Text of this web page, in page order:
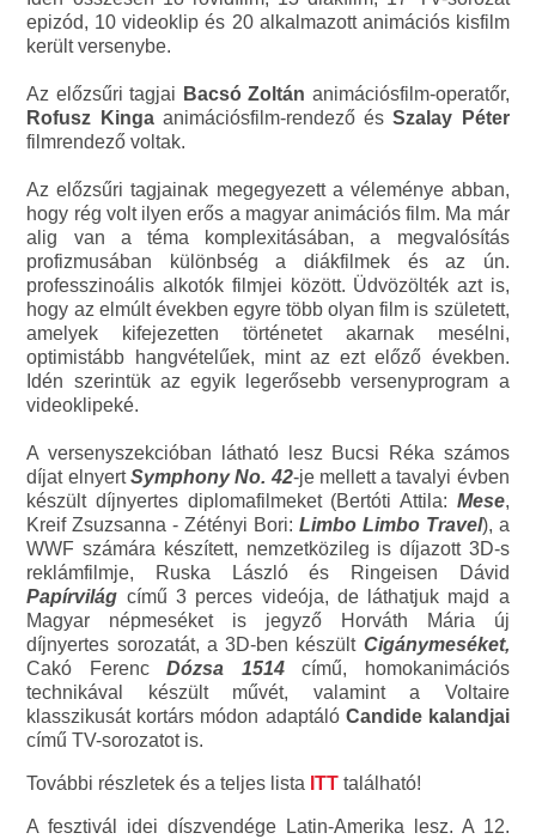
epizód, 10 videoklip és 20 alkalmazott animációs kisfilm
került versenybe.
Az előzsűri tagjai Bacsó Zoltán animációsfilm-operatőr,
Rofusz Kinga animációsfilm-rendező ésSzalay Péter
filmrendező voltak.
Az előzsűri tagjainak megegyezett a véleménye abban,
hogy rég volt ilyen erős a magyar animációs film. Ma már
alig van a téma komplexitásában, a megvalósítás
profizmusában különbség a diákfilmek és az ún.
professzinoális alkotók filmjei között. Üdvözölték azt is,
hogy az elmúlt években egyre több olyan film is született,
amelyek kifejezetten történetet akarnak mesélni,
optimistább hangvételűek, mint az ezt előző években.
Idén szerintük az egyik legerősebb versenyprogram a
videoklipeké.
A versenyszekcióban látható lesz Bucsi Réka számos
díjat elnyertSymphony No. 42-je mellett a tavalyi évben
készült díjnyertes diplomafilmeket (Bertóti Attila: Mese,
Kreif Zsuzsanna - Zétényi Bori: Limbo Limbo Travel), a
WWF számára készített, nemzetközileg is díjazott 3D-s
reklámfilmje, Ruska László és Ringeisen Dávid
Papírvilág című 3 perces videója, de láthatjuk majd a
Magyar népmeséket is jegyző Horváth Mária új
díjnyertes sorozatát, a 3D-ben készült Cigánymeséket,
Cakó FerencDózsa 1514című, homokanimációs
technikával készült művét, valamint a Voltaire
klasszikusát kortárs módon adaptáló Candide kalandjai
című TV-sorozatot is.
További részletek és a teljes lista ITT található!
A fesztivál idei díszvendége Latin-Amerika lesz. A 12.